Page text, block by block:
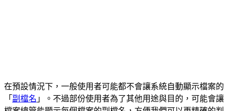
在預設情況下，一般使用者可能都不會讓系統自動顯示檔案的
「 副檔名 」。不過部份使用者為了其他用途與目的，可能會讓